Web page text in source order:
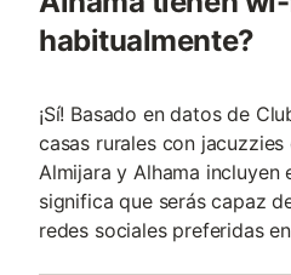
habitualmente?
¡Sí! Basado en datos de
casas rurales con jacuzzies
Almijara y Alhama incluyen
significa que serás capaz
redes sociales preferidas